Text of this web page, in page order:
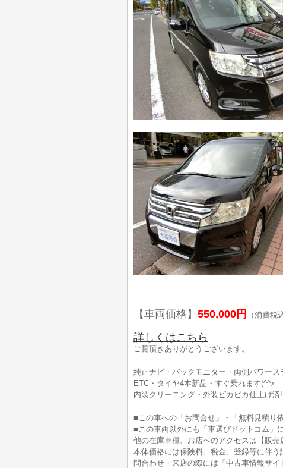
【車両価格】 550,000円 （消費税
詳しくはこちら
ご覧頂きありがとうございます。
純正ナビ・バックモニター・両側パワース
ETC・タイヤ4本新品・すぐ乗れます(^^♪
内装クリーニング・外装ピカピカ仕上げ済
■この車への「お問合せ」・「無料見積り
■この車両以外にも「車選びドットコム」
他の在庫車種、お店へのアクセスは【販売
本体価格には保険料、税金、登録等に伴う
問合わせ・来店の際には「中古車情報サイ